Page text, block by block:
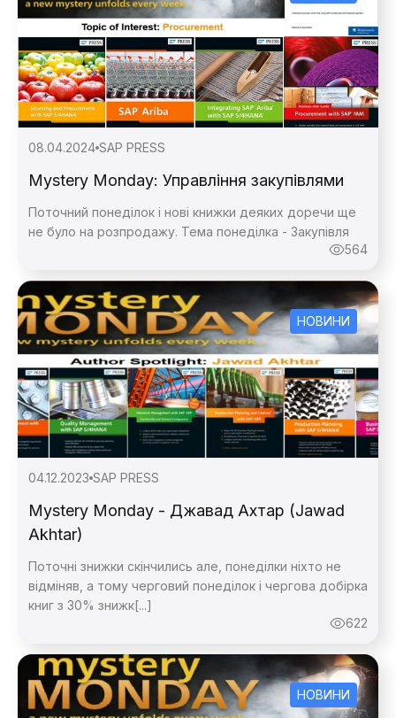
08.04.2024 SAP PRESS
Mystery Monday: Управління закупівлями
Поточний понеділок і нові книжки деяких доречи ще
не було на розпродажу. Тема понеділка - Закупівля
564
НОВИНИ
04.12.2023 SAP PRESS
Mystery Monday - Джавад Ахтар (Jawad
Akhtar)
Поточні знижки скінчились але, понеділки ніхто не
відміняв, а тому черговий понеділок і чергова добірка
книг з 30% знижк[...]
622
НОВИНИ